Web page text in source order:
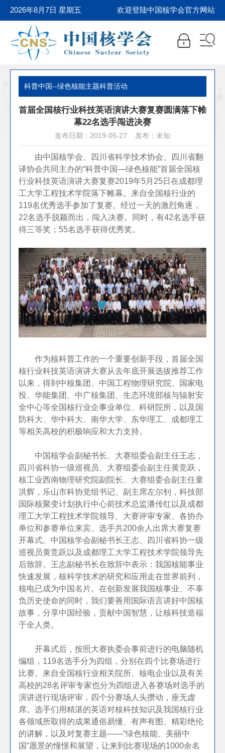
2026年8月7日 星期五 欢迎登陆中国核学会官方网站
科普中国--绿色核能主题科普活动
首届全国核行业科技英语演讲大赛复赛圆满落下帷
幕22名选手闯进决赛
发布日期：2019-05-27 发布：未知
由中国核学会、四川省科学技术协会、四川省翻
译协会共同主办的“科普中国—绿色核能”首届全国核
行业科技英语演讲大赛复赛2019年5月25日在成都理
工大学工程技术学院落下帷幕。来自全国核行业的
119名优秀选手参加了复赛。经过一天的激烈角逐，
22名选手脱颖而出，闯入决赛。同时，有42名选手获
得三等奖；55名选手获得优秀奖。
作为核科普工作的一个重要创新手段，首届全国
核行业科技英语演讲大赛从去年底开展选拔推荐工作
以来，得到中核集团、中国工程物理研究院、国家电
投、华能集团、中广核集团、生态环境部核与辐射安
全中心等全国核行业企事业单位、科研院所，以及国
防科大、华中科大、南华大学、东华理工、成都理工
等相关高校的积极响应和大力支持。
中国核学会副秘书长、大赛组委会副主任王志，
四川省科协一级巡视员、大赛组委会副主任黄竞跃，
核工业西南物理研究院副院长、大赛组委会副主任童
洪辉，乐山市科协党组书记、副主席左尔钊，科技部
国际核聚变计划执行中心前技术总监潘传红以及成都
理工大学工程技术学院领导、大赛评审专家、各协办
单位和参赛单位来宾、选手共200余人出席大赛复赛
开幕式。中国核学会副秘书长王志、四川省科协一级
巡视员黄竞跃以及成都理工大学工程技术学院领导先
后致辞。王志副秘书长在致辞中表示：我国核能事业
快速发展，核科学技术的研究和应用走在世界前列，
核电已成为中国名片。在创新发展我国核事业、不辜
负历史使命的同时，我们要善用国际语言讲好中国核
故事，分享中国经验，贡献中国智慧，让核科技造福
于全人类。
开幕式后，按照大赛执委会事前进行的电脑随机
编组， 119名选手分为四组，分别在四个比赛场进行
比赛。来自全国核行业相关院所、核电企业以及有关
高校的28名评审专家也分为四组进入各赛场对选手的
演讲进行现场评审，四个分赛场人头攒动，座无虚
席。选手们用精湛的英语对核科技知识及我国核行业
各领域所取得的成果通俗易懂、有声有图、精彩绝伦
的讲解，以及对复赛主题——“绿色核能、美丽中
国”愿景的憧憬和展望，让来到比赛现场的1000余名